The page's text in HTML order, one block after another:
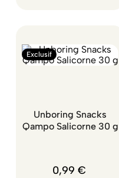
Exclusif
Unboring Snacks
Qampo Salicorne 30 g
0,99 €